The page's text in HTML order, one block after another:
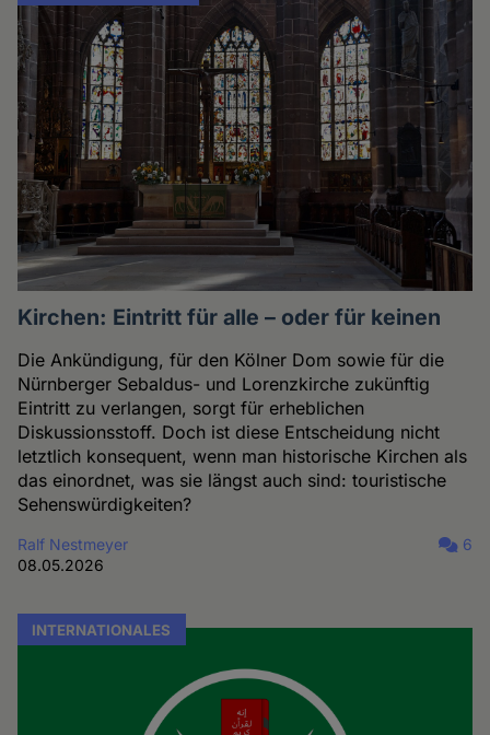
Kirchen: Eintritt für alle – oder für keinen
Die Ankündigung, für den Kölner Dom sowie für die
Nürnberger Sebaldus- und Lorenzkirche zukünftig
Eintritt zu verlangen, sorgt für erheblichen
Diskussionsstoff. Doch ist diese Entscheidung nicht
letztlich konsequent, wenn man historische Kirchen als
das einordnet, was sie längst auch sind: touristische
Sehenswürdigkeiten?
Ralf Nestmeyer
08.05.2026
6
INTERNATIONALES